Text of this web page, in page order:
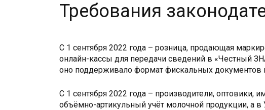
Требования
С 1 сентября 2022 года – розница, продающая
онлайн-кассы для передачи сведений в «Честный
оно поддерживало формат фискальных документов
С 1 сентября 2022 года – производители,
объёмно-артикульный учёт молочной продукции, а